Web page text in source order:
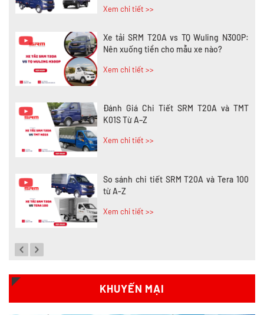
Xem chi tiết >>
Xe tải SRM T20A vs TQ Wuling N300P:
Nên xuống tiền cho mẫu xe nào?
Xem chi tiết >>
Đánh Giá Chi Tiết SRM T20A và TMT
K01S Từ A–Z
Xem chi tiết >>
So sánh chi tiết SRM T20A và Tera 100
từ A-Z
Xem chi tiết >>
Xem chi tiết >>
KHUYẾN MẠI